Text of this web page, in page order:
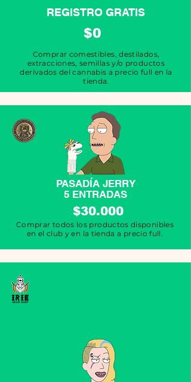
REGISTRO GRATIS
$0
Comprar comestibles, destilados,
extracciones, semillas y/o productos
derivados del cannabis a precio full en la
tienda.
PASADÍA JERRY
5 ENTRADAS
$30.000
Comprar todos los productos disponibles
en el club y en la tienda a precio full.